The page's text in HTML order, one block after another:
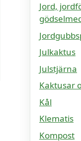
Jord,
Julkaktus
Julstjärna
Kaktusar
Kål
Klematis
Kompost